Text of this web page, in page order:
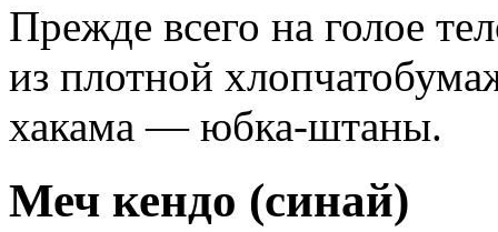
Прежде всего на голое
из плотной
хакама — юбка-штаны.
Меч кендо (синай)